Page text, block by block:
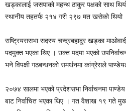
खड्कालाई जसपाको महन्थ ठाकुर पक्षको साथ
स्थानीय तहतर्फ २१४ गरी २९७ मत खसेको थियो
राष्ट्रियससभा सदस्य चन्द्रबहादुर खड्का
पदमुक्त भएका थिए । उक्त पदमा भएको
भने विपक्षी गठबन्धनको समर्थनमा कांग्रेसले
२०७४ सालमा भएको प्रदेशसभा निर्वाचनमा
बाट निर्वाचित भएका थिए । गत वैशाख १९ गते